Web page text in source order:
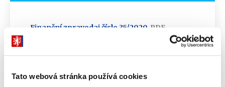
Tato webová stránka používá cookies
Finanční zpravodaj číslo 35/2020 PDF